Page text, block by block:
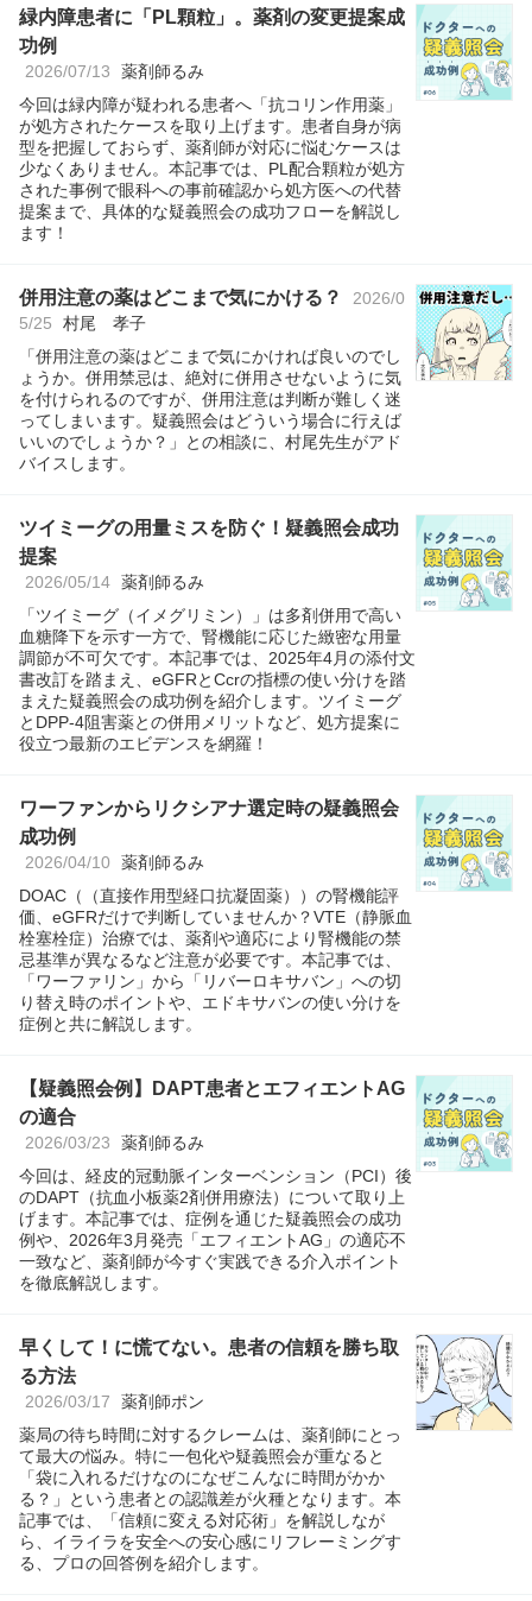
緑内障患者に「PL顆粒」。薬剤の変更提案成
功例
2026/07/13 薬剤師るみ
今回は緑内障が疑われる患者へ「抗コリン作用薬」
が処方されたケースを取り上げます。患者自身が病
型を把握しておらず、薬剤師が対応に悩むケースは
少なくありません。本記事では、PL配合顆粒が処方
された事例で眼科への事前確認から処方医への代替
提案まで、具体的な疑義照会の成功フローを解説し
ます！
併用注意の薬はどこまで気にかける？
2026/0
5/25
村尾 孝子
「併用注意の薬はどこまで気にかければ良いのでし
ょうか。併用禁忌は、絶対に併用させないように気
を付けられるのですが、併用注意は判断が難しく迷
ってしまいます。疑義照会はどういう場合に行えば
いいのでしょうか？」との相談に、村尾先生がアド
バイスします。
ツイミーグの用量ミスを防ぐ！疑義照会成功
提案
2026/05/14 薬剤師るみ
「ツイミーグ（イメグリミン）」は多剤併用で高い
血糖降下を示す一方で、腎機能に応じた緻密な用量
調節が不可欠です。本記事では、2025年4月の添付文
書改訂を踏まえ、eGFRとCcrの指標の使い分けを踏
まえた疑義照会の成功例を紹介します。ツイミーグ
とDPP-4阻害薬との併用メリットなど、処方提案に
役立つ最新のエビデンスを網羅！
ワーファンからリクシアナ選定時の疑義照会
成功例
2026/04/10 薬剤師るみ
DOAC（（直接作用型経口抗凝固薬））の腎機能評
価、eGFRだけで判断していませんか？VTE（静脈血
栓塞栓症）治療では、薬剤や適応により腎機能の禁
忌基準が異なるなど注意が必要です。本記事では、
「ワーファリン」から「リバーロキサバン」への切
り替え時のポイントや、エドキサバンの使い分けを
症例と共に解説します。
【疑義照会例】DAPT患者とエフィエントAG
の適合
2026/03/23 薬剤師るみ
今回は、経皮的冠動脈インターベンション（PCI）後
のDAPT（抗血小板薬2剤併用療法）について取り上
げます。本記事では、症例を通じた疑義照会の成功
例や、2026年3月発売「エフィエントAG」の適応不
一致など、薬剤師が今すぐ実践できる介入ポイント
を徹底解説します。
早くして！に慌てない。患者の信頼を勝ち取
る方法
2026/03/17 薬剤師ポン
薬局の待ち時間に対するクレームは、薬剤師にとっ
て最大の悩み。特に一包化や疑義照会が重なると
「袋に入れるだけなのになぜこんなに時間がかか
る？」という患者との認識差が火種となります。本
記事では、「信頼に変える対応術」を解説しなが
ら、イライラを安全への安心感にリフレーミングす
る、プロの回答例を紹介します。